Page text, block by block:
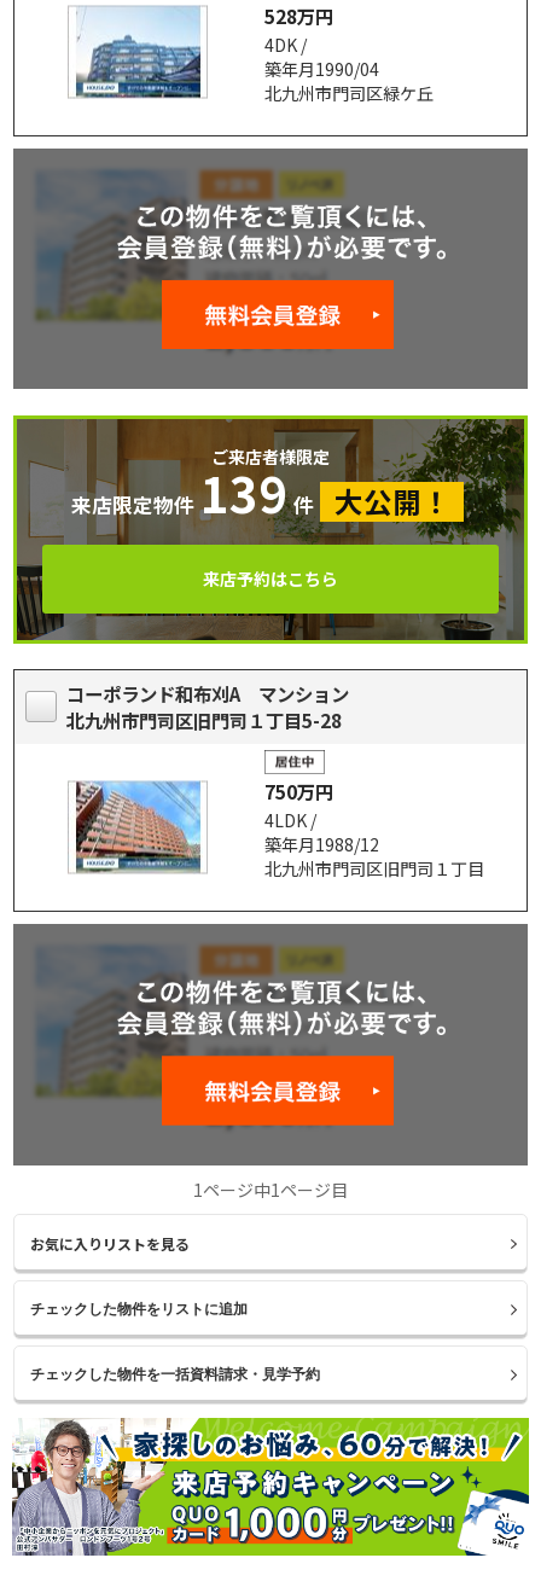
528万円
4DK /
築年月1990/04
北九州市門司区緑ケ丘
ご来店者様限定
来店限定物件 139 件 大公開！
来店予約はこちら
コーポランド和布刈A マンション
北九州市門司区旧門司１丁目5-28
750万円
4LDK /
築年月1988/12
北九州市門司区旧門司１丁目
1ページ中1ページ目
お気に入りリストを見る